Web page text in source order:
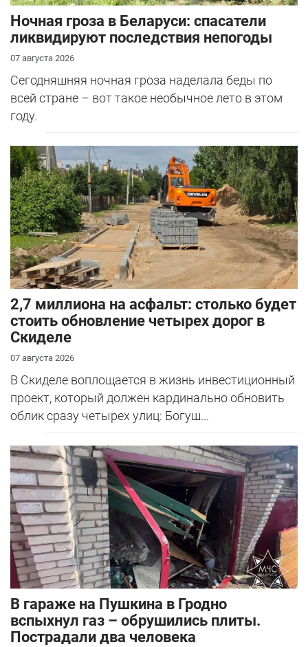
Ночная гроза в Беларуси: спасатели
ликвидируют последствия непогоды
07 августа 2026
Сегодняшняя ночная гроза наделала беды по
всей стране – вот такое необычное лето в этом
году.
2,7 миллиона на асфальт: столько будет
стоить обновление четырех дорог в
Скиделе
07 августа 2026
В Скиделе воплощается в жизнь инвестиционный
проект, который должен кардинально обновить
облик сразу четырех улиц: Богуш...
В гараже на Пушкина в Гродно
вспыхнул газ – обрушились плиты.
Пострадали два человека